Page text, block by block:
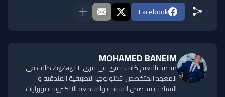
Facebook
MOHAMED BANEIM
محمد بالنعيم كاتب تقني في فري ZigZag FF طالب في
المعهد المتخصص لتكنولوجيا التطبيقية الفندقية و
السياحية بتخصص السياحة والسمعة الالكترونية بورزازات